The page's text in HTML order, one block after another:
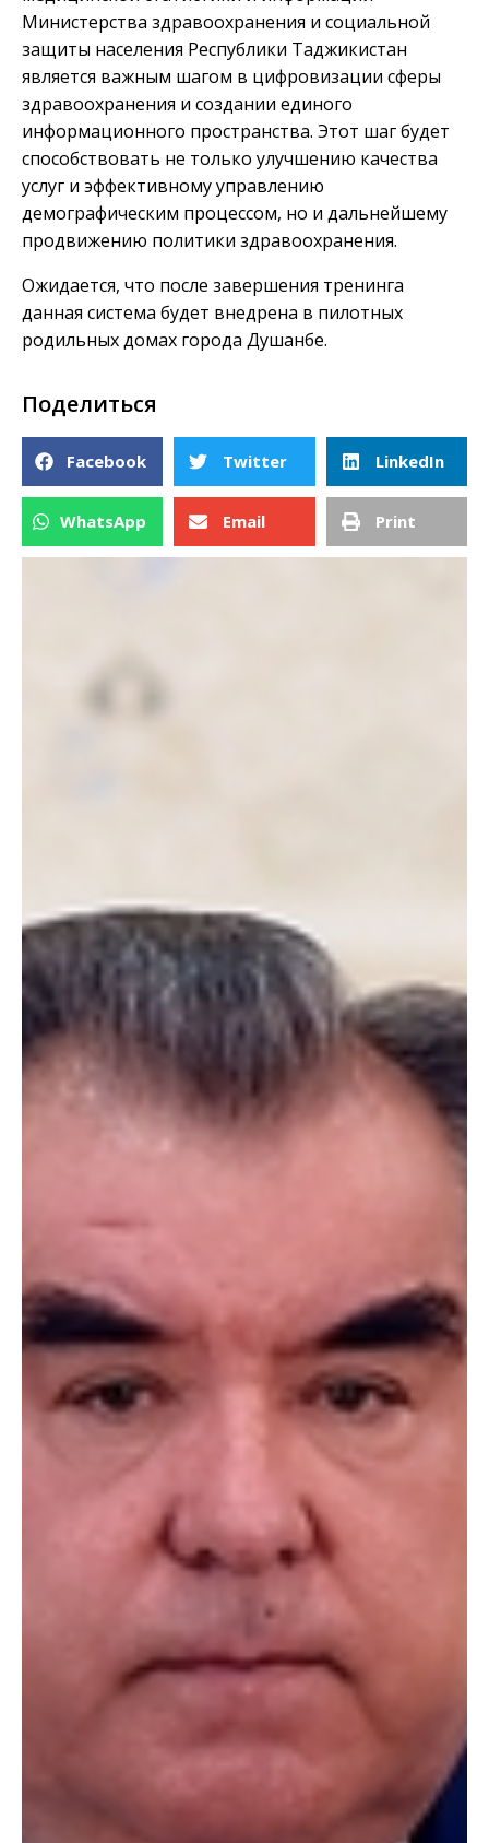
Министерства здравоохранения и социальной
защиты населения Республики Таджикистан
является важным шагом в цифровизации сферы
здравоохранения и создании единого
информационного пространства. Этот шаг будет
способствовать не только улучшению качества
услуг и эффективному управлению
демографическим процессом, но и дальнейшему
продвижению политики здравоохранения.
Ожидается, что после завершения тренинга
данная система будет внедрена в пилотных
родильных домах города Душанбе.
Поделиться
Facebook Twitter LinkedIn
WhatsApp Email Print